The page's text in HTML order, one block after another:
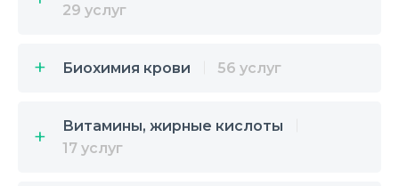
29 услуг
Биохимия крови 56 услуг
Витамины, жирные кислоты
17 услуг